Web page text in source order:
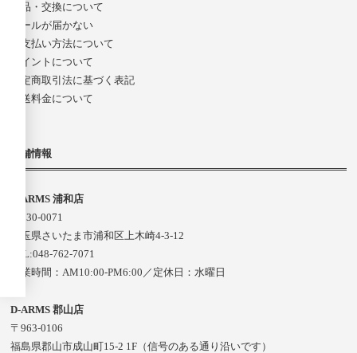
返品・交換について
メールが届かない
お支払い方法について
ポイントについて
特定商取引法に基づく表記
配送料金について
店舗情報
D-ARMS 浦和店
〒330-0071
埼玉県さいたま市浦和区上木崎4-3-12
TEL:048-762-7071
営業時間：AM10:00-PM6:00／定休日：水曜日
D-ARMS 郡山店
〒963-0106
福島県郡山市成山町15-2 1F（信号のある通り沿いです）